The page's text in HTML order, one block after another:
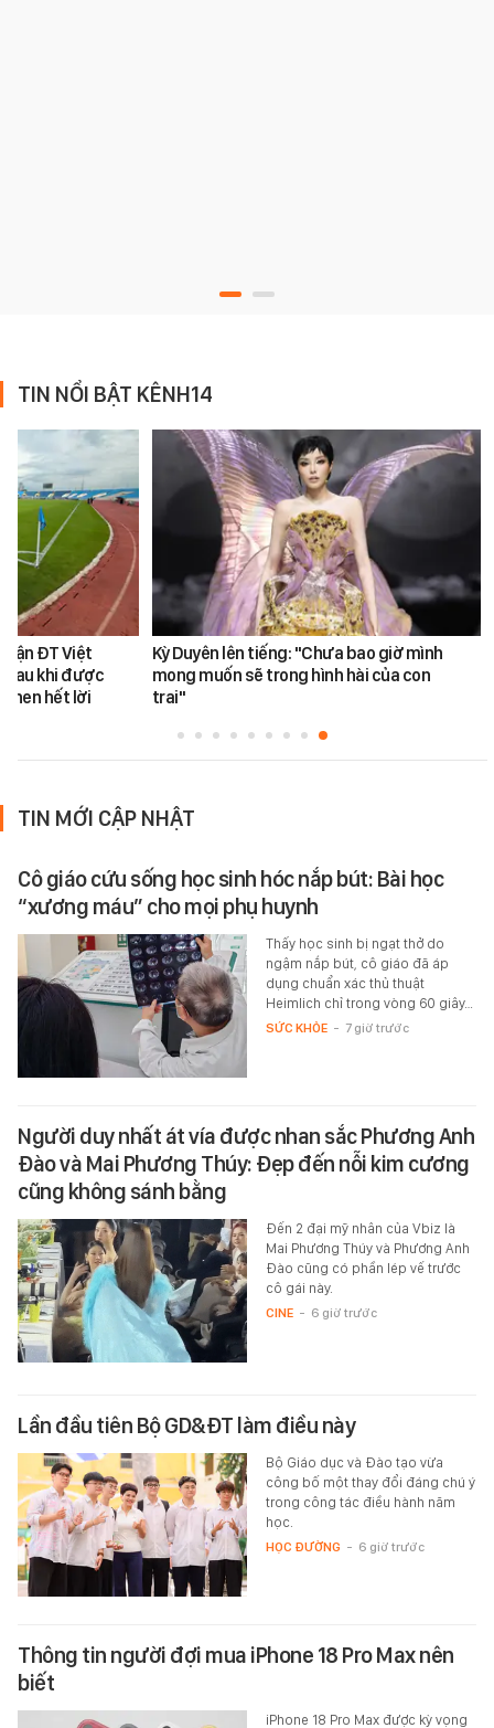
TIN NỔI BẬT KÊNH14
ĐT Việt
sau khi được
hết lời
Kỳ Duyên lên tiếng: "Chưa bao giờ mình
mong muốn sẽ trong hình hài của con
trai"
TIN MỚI CẬP NHẬT
Cô giáo cứu sống học sinh hóc nắp bút: Bài học
“xương máu” cho mọi phụ huynh
Thấy học sinh bị ngạt thở do
ngậm nắp bút, cô giáo đã áp
dụng chuẩn xác thủ thuật
Heimlich chỉ trong vòng 60 giây…
SỨC KHỎE - 7 giờ trước
Người duy nhất át vía được nhan sắc Phương Anh
Đào và Mai Phương Thúy: Đẹp đến nỗi kim cương
cũng không sánh bằng
Đến 2 đại mỹ nhân của Vbiz là
Mai Phương Thúy và Phương Anh
Đào cũng có phần lép vế trước
cô gái này.
CINE - 6 giờ trước
Lần đầu tiên Bộ GD&ĐT làm điều này
Bộ Giáo dục và Đào tạo vừa
công bố một thay đổi đáng chú ý
trong công tác điều hành năm
học.
HỌC ĐƯỜNG - 6 giờ trước
Thông tin người đợi mua iPhone 18 Pro Max nên
biết
iPhone 18 Pro Max được kỳ vọng